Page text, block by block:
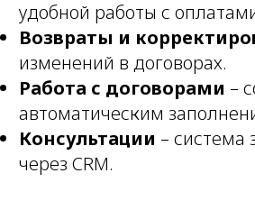
удобной работы с
Возвраты и
изменений в договорах.
Работа с договорами –
автоматическим
Консультации – система
через CRM.